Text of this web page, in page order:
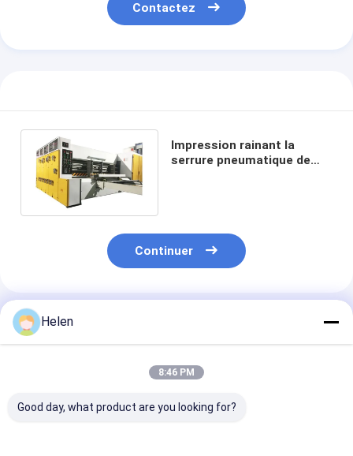
Contactez
Impression rainant la
serrure pneumatique de
Continuer
Produits Recommandés
Helen
8:46 PM
Good day, what product are you looking for?